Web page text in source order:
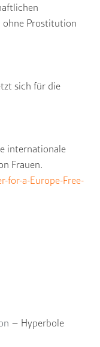
ohne Prostitution
sich für die
internationale
Frauen.
for-a-Europe-Free-
– Hyperbole